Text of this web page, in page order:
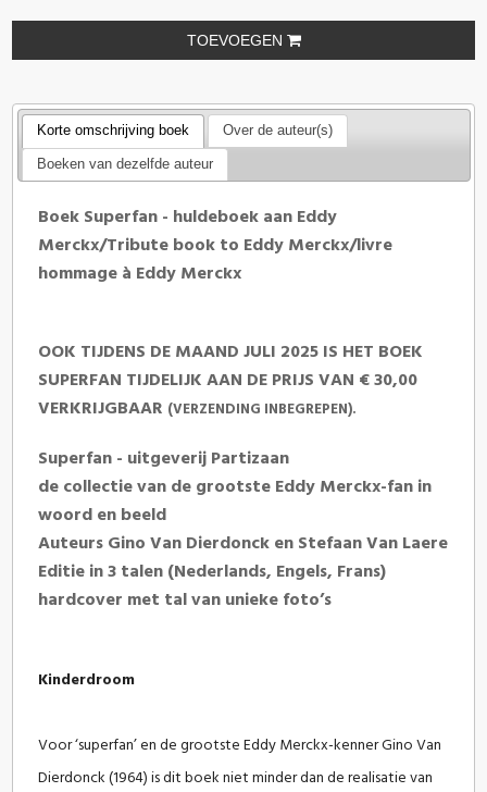
TOEVOEGEN
Korte omschrijving boek Over de auteur(s)
Boeken van dezelfde auteur
Boek Superfan - huldeboek aan Eddy
Merckx/Tribute book to Eddy Merckx/livre
hommage à Eddy Merckx
OOK TIJDENS DE MAAND JULI 2025 IS HET BOEK
SUPERFAN TIJDELIJKAAN DE PRIJS VAN € 30,00
VERKRIJGBAAR (VERZENDING INBEGREPEN).
Superfan - uitgeverij Partizaan
de collectie van de grootste Eddy Merckx-fan in
woord en beeld
Auteurs Gino Van Dierdonck en Stefaan Van Laere
Editie in 3 talen (Nederlands, Engels, Frans)
hardcover met tal van unieke foto’s
Kinderdroom
Voor ‘superfan’ en de grootste Eddy Merckx-kenner Gino Van
Dierdonck (1964) is dit boek niet minder dan de realisatie van